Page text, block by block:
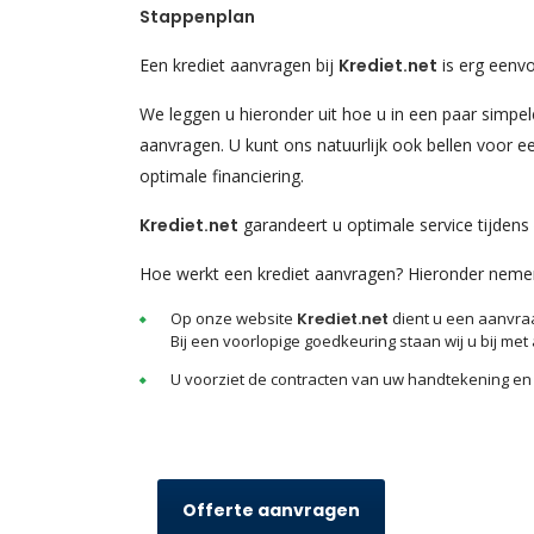
Stappenplan
Een krediet aanvragen bij Krediet.net is erg
We leggen u hieronder uit hoe u in een paar
aanvragen. U kunt ons natuurlijk ook bellen voor
optimale financiering.
Krediet.net garandeert u optimale service
Hoe werkt een krediet aanvragen? Hieronder
Op onze website Krediet.net dient u een
Bij een voorlopige goedkeuring staan wij u bij
U voorziet de contracten van uw handtekening
Offerte aanvragen